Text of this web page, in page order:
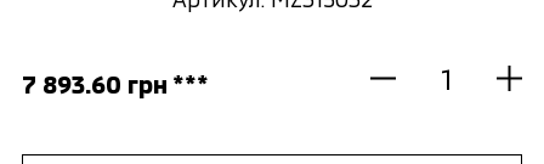
7 893.60 грн ***